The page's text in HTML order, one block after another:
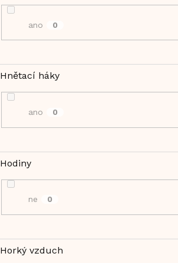
ano 0
Hnětací háky
ano 0
Hodiny
ne 0
Horký vzduch